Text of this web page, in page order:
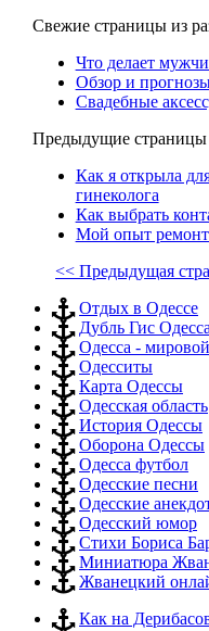
Свежие страницы из
Что делает
Обзор и
Свадебные
Предыдущие страницы
Как я открыла
гинеколога
Как выбрать
Мой опыт
<< Предыдущая
Отдых в Одессе
Дубль Гис Одесса
Одесса -
Одесситы
Карта Одессы
Одесская область
История Одессы
Оборона Одессы
Одесса футбол
Одесские песни
Одесские
Одесский юмор
Стихи Бориса
Миниатюра
Жванецкий
Как на